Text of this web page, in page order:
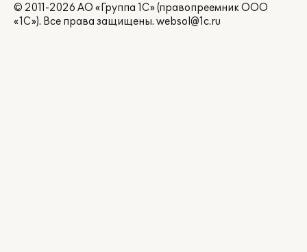
© 2011-2026 АО «Группа 1С» (правопреемник ООО
«1С»). Все права защищены. websol@1c.ru